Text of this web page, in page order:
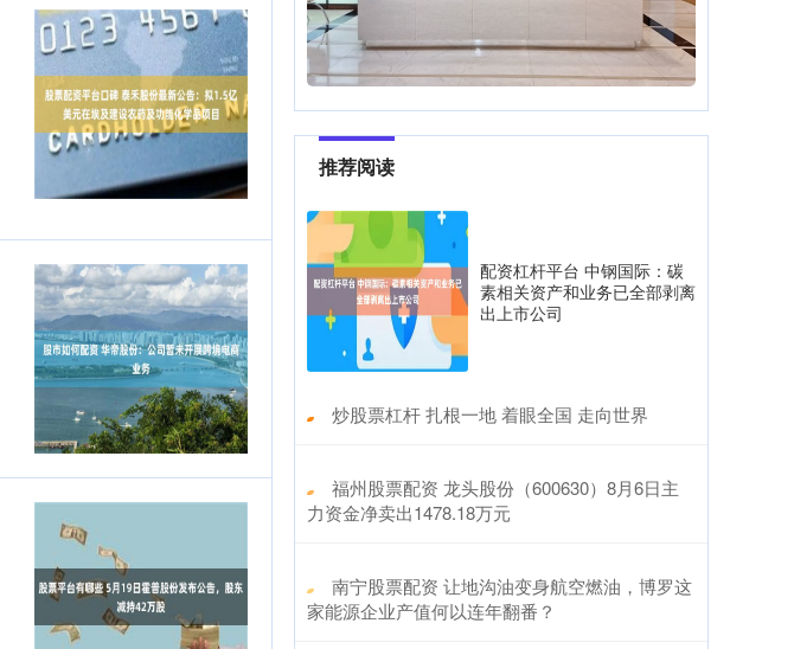
推荐阅读
配资杠杆平台 中钢国际：碳
素相关资产和业务已全部剥离
出上市公司
​炒股票杠杆 扎根一地 着眼全国 走向世界
​福州股票配资 龙头股份（600630）8月6日主
力资金净卖出1478.18万元
​南宁股票配资 让地沟油变身航空燃油，博罗这
家能源企业产值何以连年翻番？